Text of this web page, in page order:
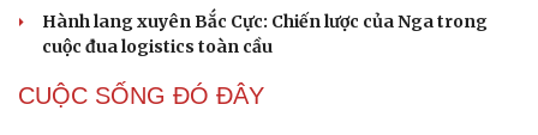
Hành lang xuyên Bắc Cực: Chiến lược của Nga trong
cuộc đua logistics toàn cầu
CUỘC SỐNG ĐÓ ĐÂY